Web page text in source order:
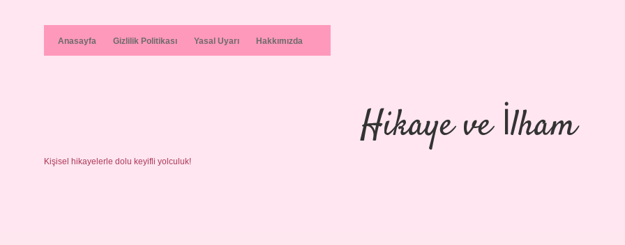
Anasayfa Gizlilik Politikası Yasal Uyarı Hakkımızda
Hikaye ve İlham
Kişisel hikayelerle dolu keyifli yolculuk!